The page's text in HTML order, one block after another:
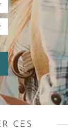
CES